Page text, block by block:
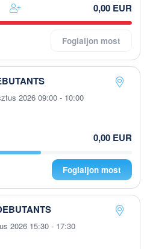
0,00 EUR
Foglaljon most
2026 09:00 - 10:00
0,00 EUR
Foglaljon most
2026 15:30 - 17:30